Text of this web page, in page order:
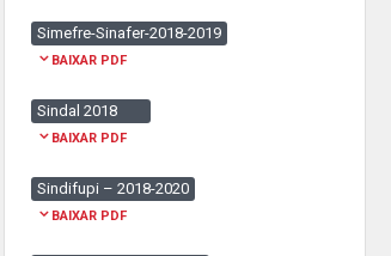
Simefre-Sinafer-2018-2019
BAIXAR PDF
Sindal 2018
BAIXAR PDF
Sindifupi – 2018-2020
BAIXAR PDF